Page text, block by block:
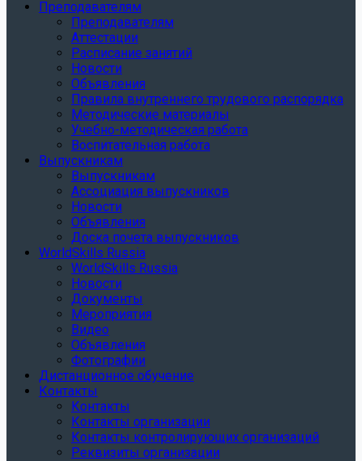
Преподавателям
Преподавателям
Аттестации
Расписание занятий
Новости
Объявления
Правила внутреннего трудового распорядка
Методические материалы
Учебно-методическая работа
Воспитательная работа
Выпускникам
Выпускникам
Ассоциация выпускников
Новости
Объявления
Доска почета выпускников
WorldSkills Russia
WorldSkills Russia
Новости
Документы
Мероприятия
Видео
Объявления
Фотографии
Дистанционное обучение
Контакты
Контакты
Контакты организации
Контакты контролирующих организаций
Реквизиты организации